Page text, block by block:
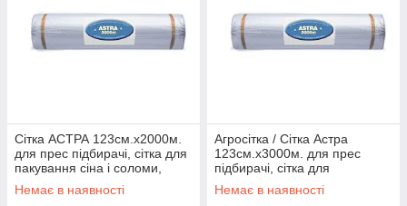
Сітка АСТРА 123см.х2000м.
для прес підбирачі, сітка для
пакування сіна і соломи,
агросітка
Немає в наявності
Агросітка / Сітка Астра
123см.х3000м. для прес
підбирачі, сітка для
пакування сіна і соломи,
агросітка
Немає в наявності